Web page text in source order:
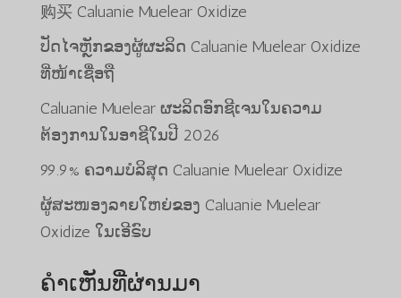
购买 Caluanie Muelear Oxidize
ປັດໄຈຫຼັກຂອງຜູ້ຜະລິດ Caluanie Muelear Oxidize
ທີ່ໜ້າເຊື່ອຖື
Caluanie Muelear ຜະລິດອົກຊີເຈນໃນຄວາມ
ຕ້ອງການໃນອາຊີໃນປີ 2026
99.9% ຄວາມບໍລິສຸດ Caluanie Muelear Oxidize
ຜູ້ສະໜອງລາຍໃຫຍ່ຂອງ Caluanie Muelear
Oxidize ໃນເອີຣົບ
ຄຳເຫັນທີ່ຜ່ານມາ